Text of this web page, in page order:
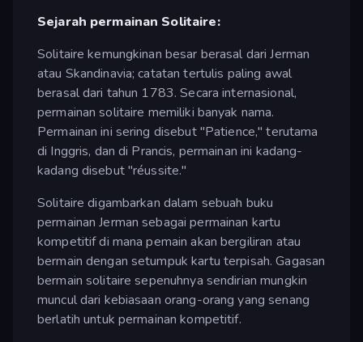
Sejarah permainan Solitaire:
Solitaire kemungkinan besar berasal dari Jerman
atau Skandinavia; catatan tertulis paling awal
berasal dari tahun 1783. Secara internasional,
permainan solitaire memiliki banyak nama.
Permainan ini sering disebut "Patience," terutama
di Inggris, dan di Prancis, permainan ini kadang-
kadang disebut "réussite."
Solitaire digambarkan dalam sebuah buku
permainan Jerman sebagai permainan kartu
kompetitif di mana pemain akan bergiliran atau
bermain dengan setumpuk kartu terpisah. Gagasan
bermain solitaire sepenuhnya sendirian mungkin
muncul dari kebiasaan orang-orang yang senang
berlatih untuk permainan kompetitif.